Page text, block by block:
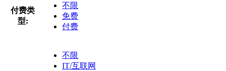
付费类
型:
不限
免费
付费
不限
IT/互联网